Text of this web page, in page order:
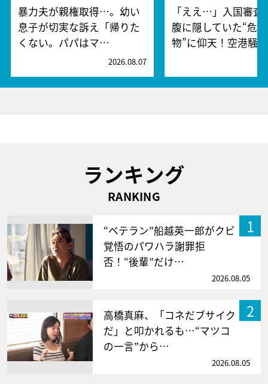
暴力夫が親権取得…。幼い
息子が切実な訴え「帰りた
くない。パパはマ…
2026.08.07
「ええ…」入国審査
腹に隠していた“危
物”に仰天！空港騒
ランキング
RANKING
1
“ベテラン”船越英一郎がクビ
覚悟のパワハラ謝罪拒
否！“後輩”だけ…
2026.08.05
2
高橋真麻、「コネだブサイク
だ」と叩かれるも…“マツコ
の一言”から…
2026.08.05